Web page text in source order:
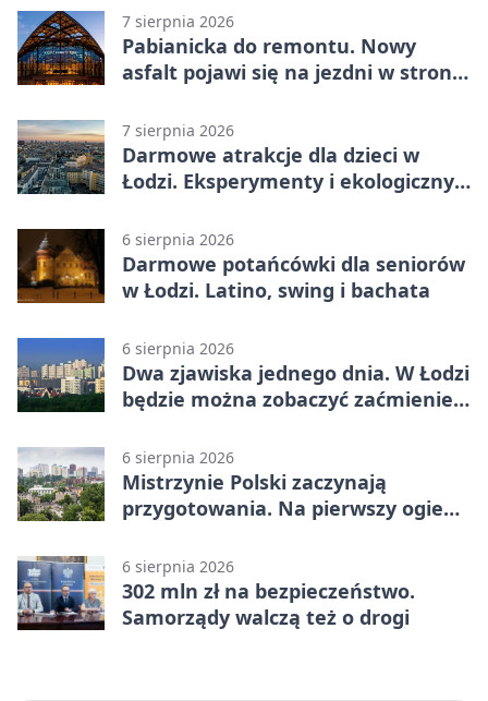
7 sierpnia 2026
Pabianicka do remontu. Nowy
asfalt pojawi się na jezdni w stronę
7 sierpnia 2026
Darmowe atrakcje dla dzieci w
Łodzi. Eksperymenty i ekologiczny
6 sierpnia 2026
Darmowe potańcówki dla seniorów
w Łodzi. Latino, swing i bachata
6 sierpnia 2026
Dwa zjawiska jednego dnia. W Łodzi
będzie można zobaczyć zaćmienie i
6 sierpnia 2026
Mistrzynie Polski zaczynają
przygotowania. Na pierwszy ogień
6 sierpnia 2026
302 mln zł na bezpieczeństwo.
Samorządy walczą też o drogi